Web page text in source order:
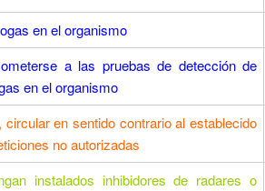
en el organismo
a las pruebas de detección de
en el organismo
en sentido contrario al establecido
no autorizadas
instalados inhibidores de radares o